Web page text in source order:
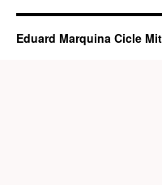
Eduard Marquina Cicle